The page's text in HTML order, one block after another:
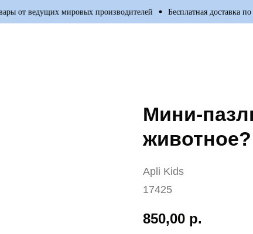
от ведущих мировых производителей Бесплатная доставка по
Мини-
Apli Kids
17425
850,00 р.